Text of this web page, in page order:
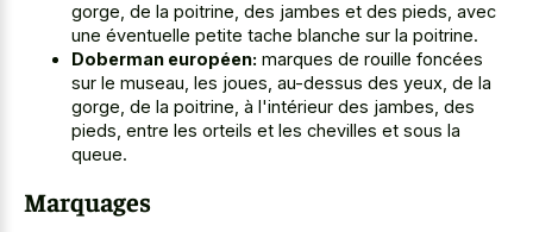
gorge, de la poitrine, des jambes et des pieds, avec
une éventuelle petite tache blanche sur la poitrine.
Doberman européen: marques de rouille foncées
sur le museau, les joues, au-dessus des yeux, de la
gorge, de la poitrine, à l'intérieur des jambes, des
pieds, entre les orteils et les chevilles et sous la
queue.
Marquages